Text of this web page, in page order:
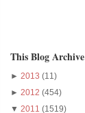
This Blog Archive
► 2013 (11)
► 2012 (454)
▼ 2011 (1519)